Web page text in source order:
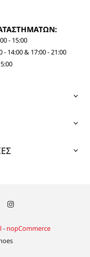
- 15:00
14:00 & 17:00 - 21:00
- nopCommerce